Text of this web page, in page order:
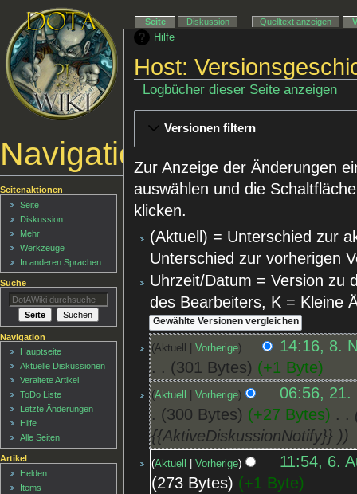
Hilfe
Host:
Logbücher dieser Seite anzeigen
Versionen filtern
Zur Anzeige der Änderungen
auswählen und die
klicken.
(Aktuell) = Unterschied zur
Unterschied zur vorherigen
Uhrzeit/Datum = Version zu
des Bearbeiters, K = Kleine
Aktuell Vorherige
14:16, 8.
301 Bytes
+1 Byte
Aktuell Vorherige
06:56, 21.
300 Bytes
+27 Bytes
{{AktiveDiskussionNotify}} )
Aktuell Vorherige
11:54, 6.
273 Bytes
+1 Byte
Navigationsmenü
Seite Diskussion Quelltext anzeigen
Seitenaktionen
Seite
Diskussion
Mehr
Werkzeuge
In anderen Sprachen
Suche
Navigation
Hauptseite
Aktuelle Diskussionen
Veraltete Artikel
ToDo Liste
Letzte Änderungen
Hilfe
Alle Seiten
Artikel
Helden
Items